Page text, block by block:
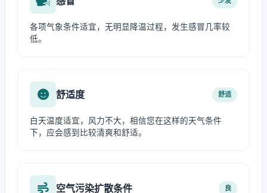
各项气象条件适宜，无明显降温过程，发生感冒几率较
低。
舒适度 舒适
白天温度适宜，风力不大，相信您在这样的天气条件
下，应会感到比较清爽和舒适。
空气污染扩散条件 良